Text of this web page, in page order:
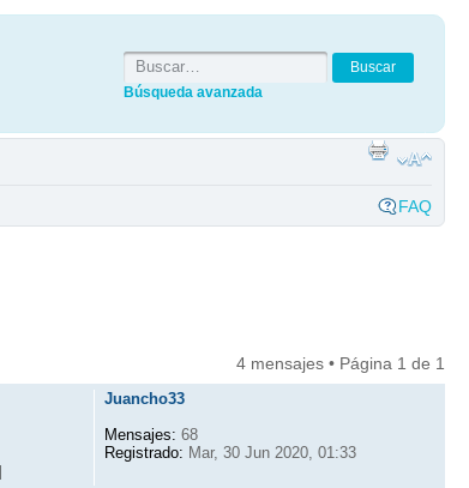
Búsqueda avanzada
FAQ
4 mensajes • Página 1 de 1
Juancho33
Mensajes: 68
Registrado: Mar, 30 Jun 2020, 01:33